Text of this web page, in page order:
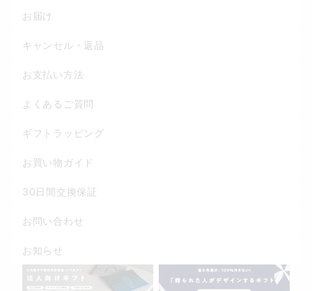
お届け
キャンセル・返品
お支払い方法
よくあるご質問
ギフトラッピング
お買い物ガイド
30日間交換保証
お問い合わせ
お知らせ